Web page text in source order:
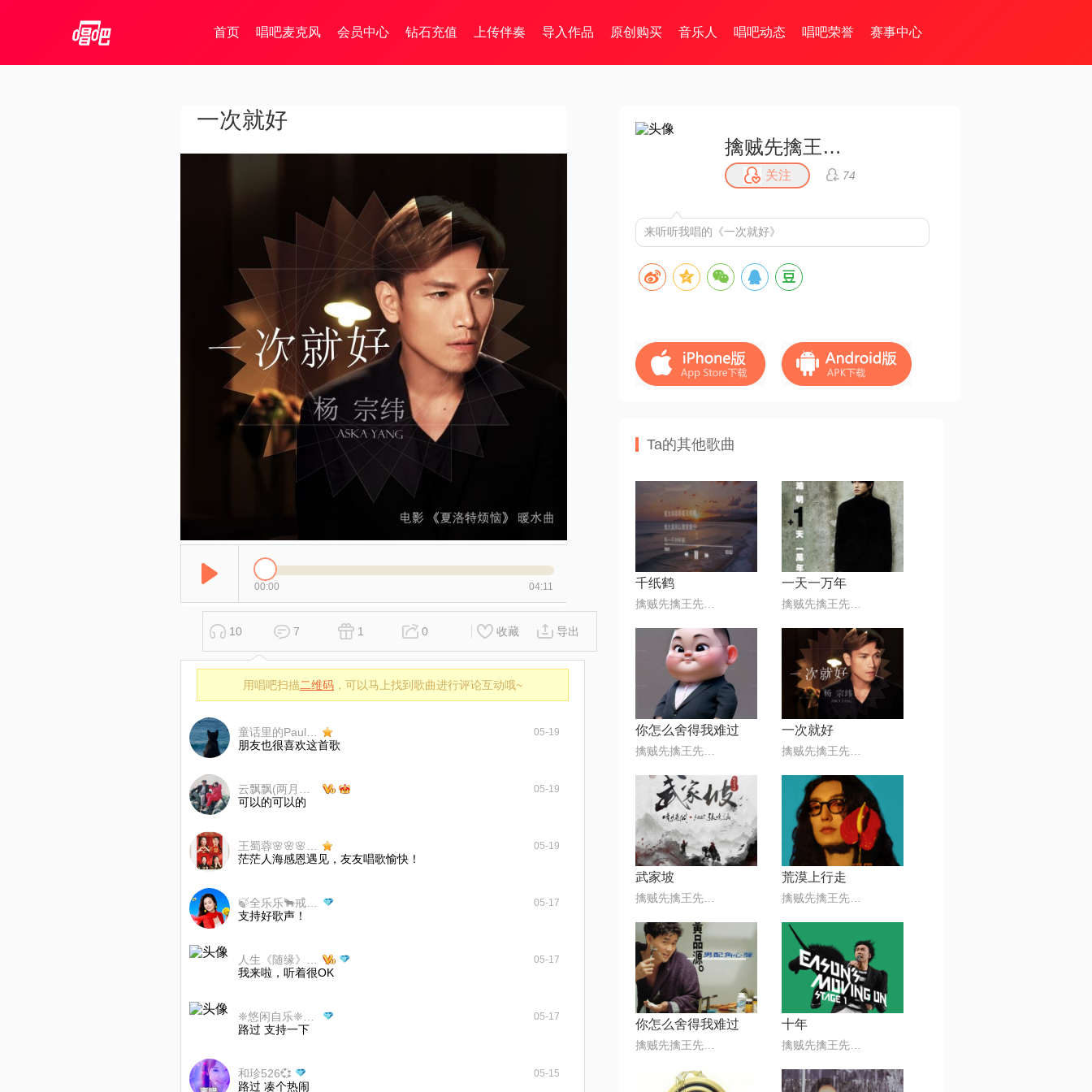
首页 唱吧麦克风 会员中心 钻石充值 上传伴奏 导入作品 原创购买 音乐人 唱吧动态 唱吧荣誉 赛事中心
一次就好
00:00 04:11
10 7 1 0 收藏 导出
用唱吧扫描二维码 ，可以马上找到歌曲进行评论互动哦~
05-19
朋友也很喜欢这首歌
05-19
可以的可以的
05-19
茫茫人海感恩遇见，友友唱歌愉快！
05-17
支持好歌声！
05-17
我来啦，听着很OK
05-17
路过 支持一下
和珍526💞 05-15
路过 凑个热闹
擒贼先擒王先生@80后
关注 74
来听听我唱的《一次就好》
Ta的其他歌曲
千纸鹤 一天一万年
你怎么舍得我难过 一次就好
武家坡 荒漠上行走
你怎么舍得我难过 十年